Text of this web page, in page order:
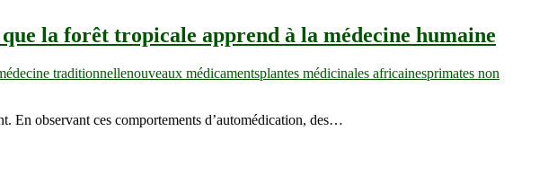
la forêt tropicale apprend à la médecine humaine
traditionnellenouveaux médicamentsplantes médicinales africainesprimates non
En observant ces comportements d’automédication, des…